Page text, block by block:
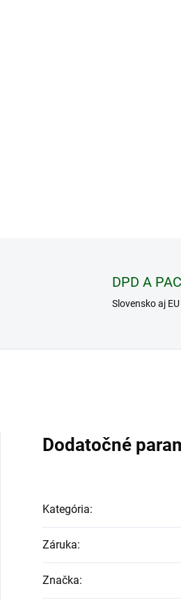
Vortex Viper HD 20-60×85
DPD A
Slovensko aj EU
Dodatočné
Kategória:
Záruka:
Značka: